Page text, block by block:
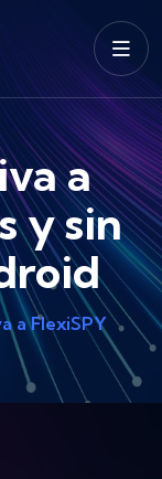
a
y sin
a FlexiSPY